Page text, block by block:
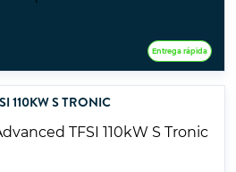
Entrega rápida
110KW S TRONIC